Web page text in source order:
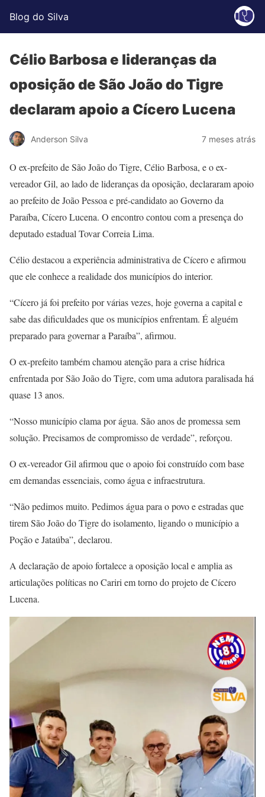
Blog do Silva
Célio Barbosa e lideranças da
oposição de São João do Tigre
declaram apoio a Cícero Lucena
Anderson Silva 7 meses atrás
O ex-prefeito de São João do Tigre, Célio Barbosa, e o ex-
vereador Gil, ao lado de lideranças da oposição, declararam apoio
ao prefeito de João Pessoa e pré-candidato ao Governo da
Paraíba, Cícero Lucena. O encontro contou com a presença do
deputado estadual Tovar Correia Lima.
Célio destacou a experiência administrativa de Cícero e afirmou
que ele conhece a realidade dos municípios do interior.
“Cícero já foi prefeito por várias vezes, hoje governa a capital e
sabe das dificuldades que os municípios enfrentam. É alguém
preparado para governar a Paraíba”, afirmou.
O ex-prefeito também chamou atenção para a crise hídrica
enfrentada por São João do Tigre, com uma adutora paralisada há
quase 13 anos.
“Nosso município clama por água. São anos de promessa sem
solução. Precisamos de compromisso de verdade”, reforçou.
O ex-vereador Gil afirmou que o apoio foi construído com base
em demandas essenciais, como água e infraestrutura.
“Não pedimos muito. Pedimos água para o povo e estradas que
tirem São João do Tigre do isolamento, ligando o município a
Poção e Jataúba”, declarou.
A declaração de apoio fortalece a oposição local e amplia as
articulações políticas no Cariri em torno do projeto de Cícero
Lucena.